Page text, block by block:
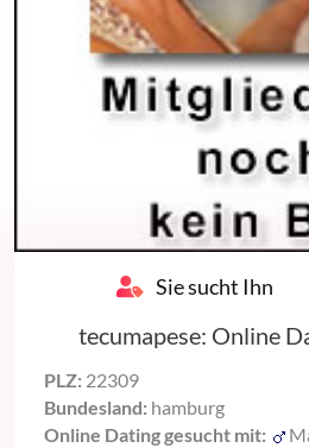
Sie sucht Ihn
tecumapese: Online
PLZ: 22309
Bundesland: hamburg
Online Dating gesucht mit: